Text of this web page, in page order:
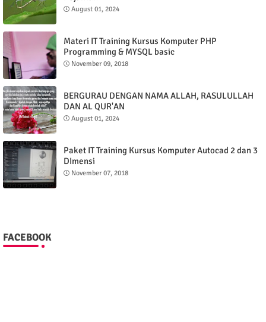
August 01, 2024
Materi IT Training Kursus Komputer PHP
Programming & MYSQL basic
November 09, 2018
BERGURAU DENGAN NAMA ALLAH, RASULULLAH
DAN AL QUR'AN
August 01, 2024
Paket IT Training Kursus Komputer Autocad 2 dan 3
DImensi
November 07, 2018
FACEBOOK